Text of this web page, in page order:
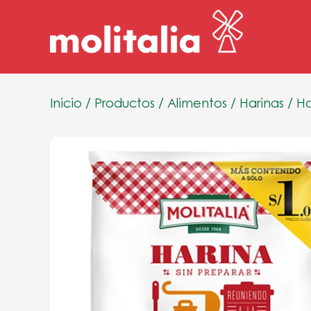
Inicio / Productos / Alimentos / Harinas /